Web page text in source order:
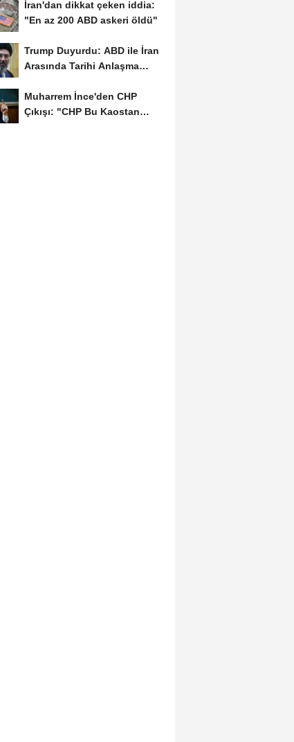
İran'dan dikkat çeken iddia:
"En az 200 ABD askeri öldü"
Trump Duyurdu: ABD ile İran
Arasında Tarihi Anlaşma
Muharrem İnce'den CHP
Çıkışı: "CHP Bu Kaostan